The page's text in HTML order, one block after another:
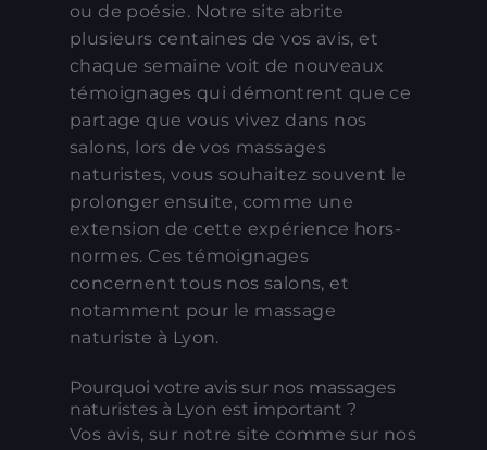
ou de poésie. Notre site abrite
plusieurs centaines de vos avis, et
chaque semaine voit de nouveaux
témoignages qui démontrent que ce
partage que vous vivez dans nos
salons, lors de vos massages
naturistes, vous souhaitez souvent le
prolonger ensuite, comme une
extension de cette expérience hors-
normes. Ces témoignages
concernent tous nos salons, et
notamment pour le massage
naturiste à Lyon.
Pourquoi votre avis sur nos massages
naturistes à Lyon est important ?
Vos avis, sur notre site comme sur nos